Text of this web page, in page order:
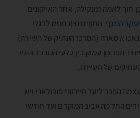
חוף לאמה מונקילה, אחד האייקונים
ועקב המגף. החוף נמצא ממש לרגלי
א מארה (המרכז העתיק של העיירה),
מפרצון עמוק בין סלעי הכורכר והגיר
של העיירה.
הפכה ליעד תיירותי פופולארי ויש
החל מהאביב המוקדם ועד חודשי